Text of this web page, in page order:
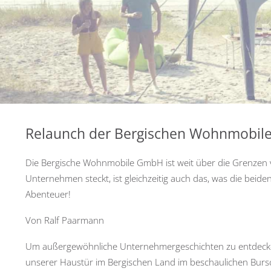
Relaunch der Bergischen
Die Bergische Wohnmobile GmbH ist weit über die
Unternehmen steckt, ist gleichzeitig auch das, was die
Abenteuer!
Von Ralf Paarmann
Um außergewöhnliche Unternehmergeschichten zu
unserer Haustür im Bergischen Land im beschaulichen